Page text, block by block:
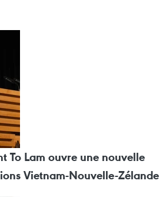
To Lam ouvre une nouvelle
Vietnam-Nouvelle-Zélande